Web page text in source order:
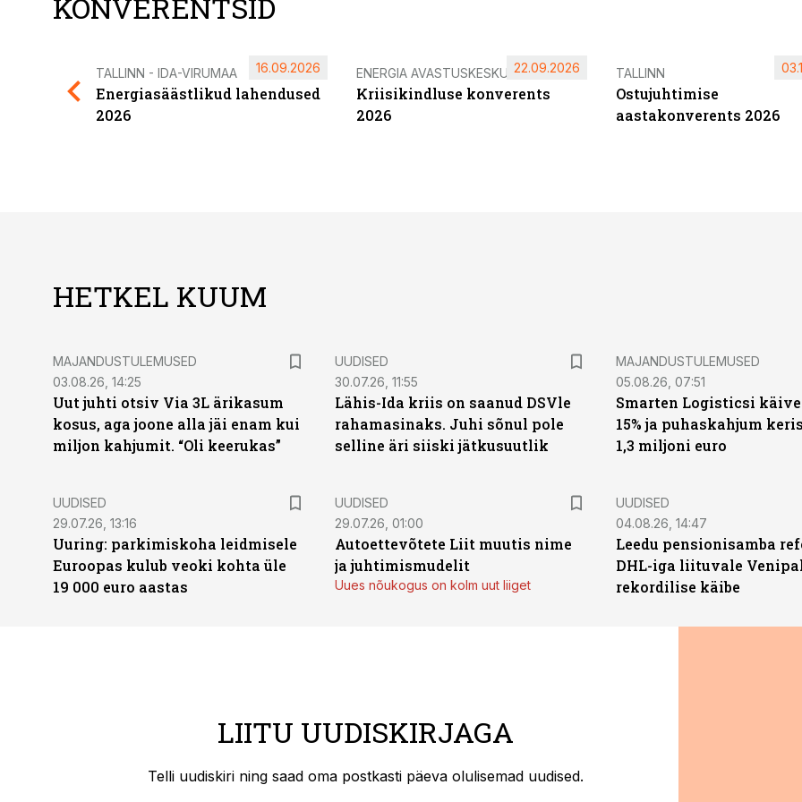
TALLINN - IDA-VIRUMAA
Energiasäästlikud lahendused
2026
16.09.2026 ENERGIA AVASTUSKESKUS
Kriisikindluse konverents
2026
22.09.2026 TALLINN
Ostujuhtimise
aastakonverents 2026
HETKEL KUUM
MAJANDUSTULEMUSED
03.08.26, 14:25
Uut juhti otsiv Via 3L ärikasum
kosus, aga joone alla jäi enam kui
miljon kahjumit. “Oli keerukas”
UUDISED
30.07.26, 11:55
Lähis-Ida kriis on saanud DSVle
rahamasinaks. Juhi sõnul pole
selline äri siiski jätkusuutlik
MAJANDUSTULEMUSED
05.08.26, 07:51
Smarten Logisticsi
15% ja puhaskahjum
1,3 miljoni euro
UUDISED
29.07.26, 13:16
Uuring: parkimiskoha leidmisele
Euroopas kulub veoki kohta üle
19 000 euro aastas
UUDISED
29.07.26, 01:00
Autoettevõtete Liit muutis nime
ja juhtimismudelit
Uues nõukogus on kolm uut liiget
UUDISED
04.08.26, 14:47
Leedu pensionisamba
DHL-iga liituvale
rekordilise käibe
LIITU UUDISKIRJAGA
Telli uudiskiri ning saad oma postkasti päeva olulisemad uudised.